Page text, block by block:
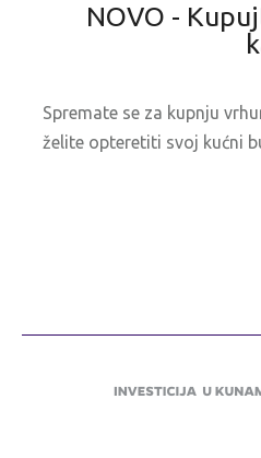
NOVO -
Spremate se za kupnju
želite opteretiti svoj kućni